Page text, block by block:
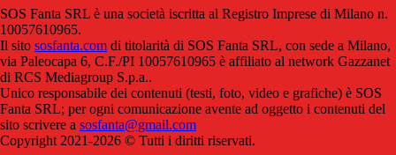
SOS Fanta SRL è una società iscritta al Registro Imprese di Milano n.
10057610965.
Il sito sosfanta.com di titolarità di SOS Fanta SRL, con sede a Milano,
via Paleocapa 6, C.F./PI 10057610965 è affiliato al network Gazzanet
di RCS Mediagroup S.p.a..
Unico responsabile dei contenuti (testi, foto, video e grafiche) è SOS
Fanta SRL; per ogni comunicazione avente ad oggetto i contenuti del
sito scrivere a sosfanta@gmail.com
Copyright 2021-2026 © Tutti i diritti riservati.